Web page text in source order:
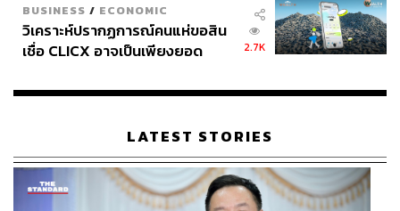
BUSINESS / ECONOMIC
วิเคราะห์ปรากฏการณ์คนแห่ขอสิน
เชื่อ CLICX อาจเป็นเพียงยอด
เรือนไทยที่ถูกซุกไว้
2.7K
LATEST STORIES